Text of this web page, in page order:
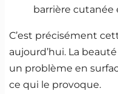
barrière
C’est précisément
aujourd’hui. La
un problème en
ce qui le provoque.